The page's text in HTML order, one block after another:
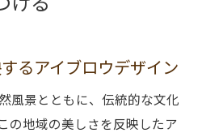
るアイブロウデザイン
風景とともに、伝統的な文化
の地域の美しさを反映したア